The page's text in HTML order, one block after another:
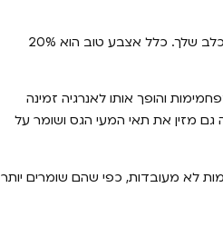
כלבים דורשים פחות מ-7% מהתזונה היומית שלהם כדי להיות בריאים. עם זאת, דיאטת פחמימות גבוהה לא תהיה טובה לכלב שלך. כלל אצבע טוב הוא 20%
והופך אותו לאנרגיה זמינה
גם מזין את תאי המעי הגס ושומר על
לא מעובדות, כפי שהם שומרים יותר